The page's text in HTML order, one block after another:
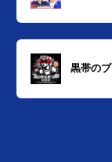
黒帯の